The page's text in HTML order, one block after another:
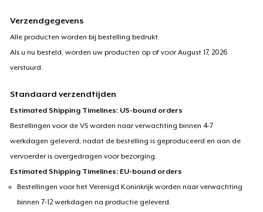
Verzendgegevens
Alle producten worden bij bestelling bedrukt.
Als u nu besteld, worden uw producten op of voorAugust 17, 2026
verstuurd.
Standaard verzendtijden
Estimated Shipping Timelines: US-bound orders
Bestellingen voor de VS worden naar verwachting binnen 4-7
werkdagen geleverd, nadat de bestelling is geproduceerd en aan de
vervoerder is overgedragen voor bezorging.
Estimated Shipping Timelines: EU-bound orders
Bestellingen voor het Verenigd Koninkrijk worden naar verwachting
binnen 7-12 werkdagen na productie geleverd.